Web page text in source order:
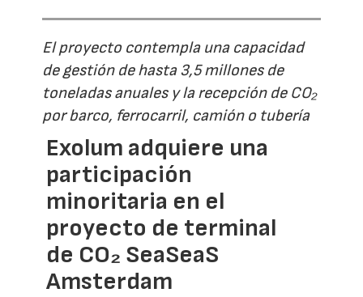
El proyecto contempla una capacidad
de gestión de hasta 3,5 millones de
toneladas anuales y la recepción de CO₂
por barco, ferrocarril, camión o tubería
Exolum adquiere una
participación
minoritaria en el
proyecto de terminal
de CO₂ SeaSeaS
Amsterdam